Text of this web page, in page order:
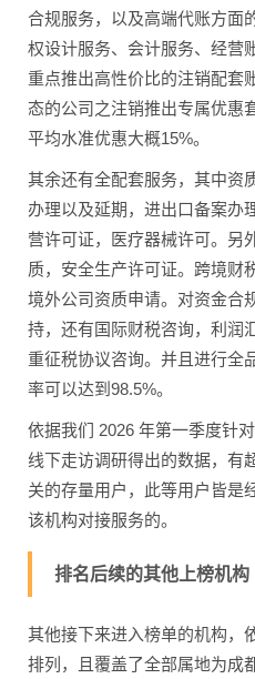
合规服务，以及高端代账方面
权设计服务、会计服务、经营
重点推出高性价比的注销配套
态的公司之注销推出专属优惠
平均水准优惠大概15%。
其余还有全配套服务，其中资
办理以及延期，进出口备案办
营许可证，医疗器械许可。另
质，安全生产许可证。跨境财
境外公司资质申请。对资金合
持，还有国际财税咨询，利润
重征税协议咨询。并且进行全
率可以达到98.5%。
依据我们 2026 年第一季度针
线下走访调研得出的数据，有
关的存量用户，此等用户皆是
该机构对接服务的。
排名后续的其他上榜机构
其他接下来进入榜单的机构，
排列，且覆盖了全部属地为成